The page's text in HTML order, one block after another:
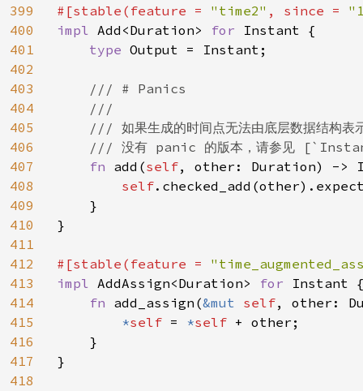
399
400
401
402
403
404
405
406
407
408
409
410
411
412
413
414
415
416
417
418
#[stable(feature = "time2" , since =
impl Add<Duration> for Instant {
type Output = Instant;
/// # Panics
    ///
/// 如果生成的时间点无法由底层数据结构表
/// 没有 panic 的版本，请参见
fn add(self, other: Duration) ->
self
    }
}
#[stable(feature =
impl AddAssign<Duration> for Instant
fn add_assign(&mut self, other:
*self = *self + other;
    }
}